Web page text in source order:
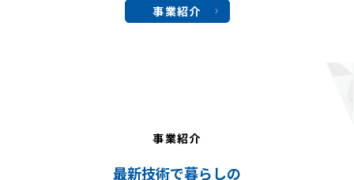
事業紹介
事業紹介
最新技術で暮らしの